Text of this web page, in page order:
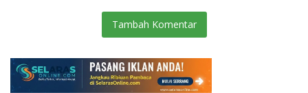
Tambah Komentar